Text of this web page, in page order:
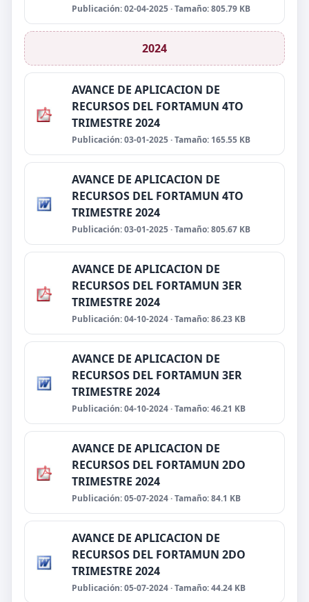
Publicación: 02-04-2025 · Tamaño: 805.79 KB
2024
AVANCE DE APLICACION DE
RECURSOS DEL FORTAMUN 4TO
TRIMESTRE 2024
Publicación: 03-01-2025 · Tamaño: 165.55 KB
AVANCE DE APLICACION DE
RECURSOS DEL FORTAMUN 4TO
TRIMESTRE 2024
Publicación: 03-01-2025 · Tamaño: 805.67 KB
AVANCE DE APLICACION DE
RECURSOS DEL FORTAMUN 3ER
TRIMESTRE 2024
Publicación: 04-10-2024 · Tamaño: 86.23 KB
AVANCE DE APLICACION DE
RECURSOS DEL FORTAMUN 3ER
TRIMESTRE 2024
Publicación: 04-10-2024 · Tamaño: 46.21 KB
AVANCE DE APLICACION DE
RECURSOS DEL FORTAMUN 2DO
TRIMESTRE 2024
Publicación: 05-07-2024 · Tamaño: 84.1 KB
AVANCE DE APLICACION DE
RECURSOS DEL FORTAMUN 2DO
TRIMESTRE 2024
Publicación: 05-07-2024 · Tamaño: 44.24 KB